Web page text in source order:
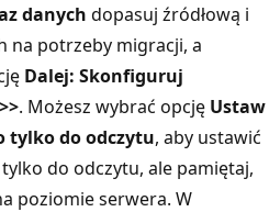
danych dopasuj źródłową i
na potrzeby migracji, a
Dalej: Skonfiguruj
. Możesz wybrać opcję Ustaw
tylko do odczytu, aby ustawić
do odczytu, ale pamiętaj,
poziomie serwera. W